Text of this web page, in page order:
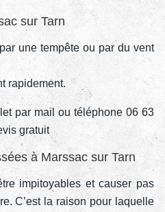
sur Tarn
une tempête ou par du vent
rapidement.
par mail ou téléphone 06 63
gratuit
à Marssac sur Tarn
impitoyables et causer pas
C’est la raison pour laquelle